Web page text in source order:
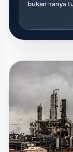
bukan hanya